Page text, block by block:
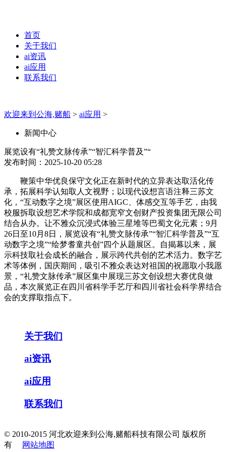
首页
关于我们
ai资讯
ai应用
联系我们
欢迎来到公海,赌船 > ai应用 >
新闻中心
展览设有“礼赞文脉传承”“智汇科学普及”“
发布时间：2025-10-20 05:28
鞭策中华优良保守文化正在新时代的立异表达取活化传
承，拓展科学认知取人文视野；以现代设想言语注释三苏文
化，“互动数字之境”展区使用AIGC、体感交互等手艺，由我
校服拆取设想艺术学院和成都宽窄文创财产投资集团无限公司
结合从办。让不雅众沉浸式体验三星堆等巴蜀文化元素；9月
26日至10月8日，展览设有“礼赞文脉传承”“智汇科学普及”“互
动数字之境”“绘梦耆童共创”四个从题展区。自揭幕以来，展
示科技取社会成长的融合，展示跨代共创的艺术活力。数字艺
术等体例，国庆期间，吸引不雅众表达对祖国的祝愿取小我愿
景，“礼赞文脉传承”展区集中展现三苏文创设想大赛优良做
品，本次展览正在四川省科学手艺厅和四川省社会科学界结合
会的支撑取指点下。
关于我们
ai资讯
ai应用
联系我们
© 2010-2015 河北欢迎来到公海,赌船科技有限公司 版权所
有
网站地图